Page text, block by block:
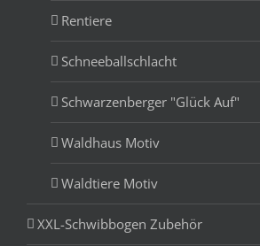
Rentiere
Schneeballschlacht
Schwarzenberger "Glück Auf"
Waldhaus Motiv
Waldtiere Motiv
XXL-Schwibbogen Zubehör